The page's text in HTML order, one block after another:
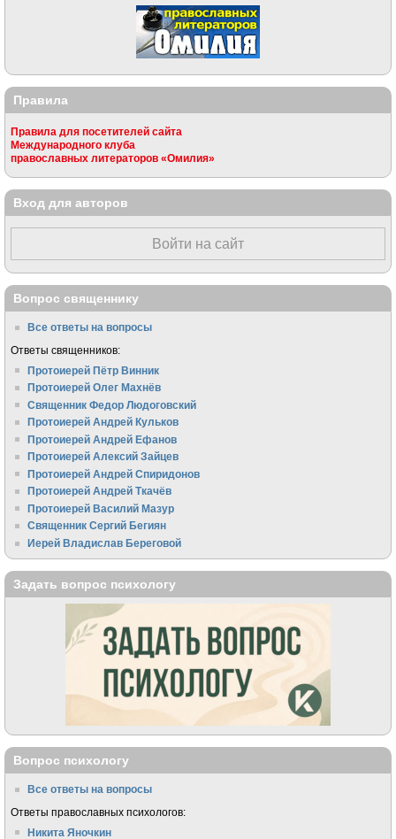
Правила
Правила для посетителей сайта
Международного клуба
православных литераторов «Омилия»
Вход для авторов
Войти на сайт
Вопрос священнику
Все ответы на вопросы
Ответы священников:
Протоиерей Пётр Винник
Протоиерей Олег Махнёв
Священник Федор Людоговский
Протоиерей Андрей Кульков
Протоиерей Андрей Ефанов
Протоиерей Алексий Зайцев
Протоиерей Андрей Спиридонов
Протоиерей Андрей Ткачёв
Протоиерей Василий Мазур
Священник Сергий Бегиян
Иерей Владислав Береговой
Задать вопрос психологу
Вопрос психологу
Все ответы на вопросы
Ответы православных психологов:
Никита Яночкин